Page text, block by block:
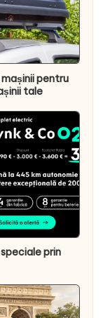
pentru
tale
prin